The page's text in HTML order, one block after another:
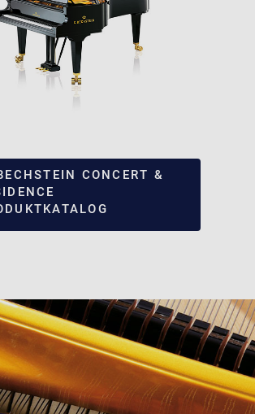
CONCERT &